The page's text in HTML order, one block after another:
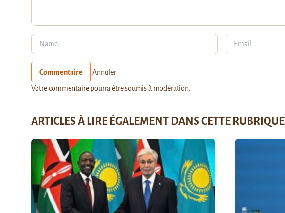
Commentaire Annuler
Votre commentaire pourra être soumis à modération.
ARTICLES À LIRE ÉGALEMENT DANS CETTE RUBRIQUE